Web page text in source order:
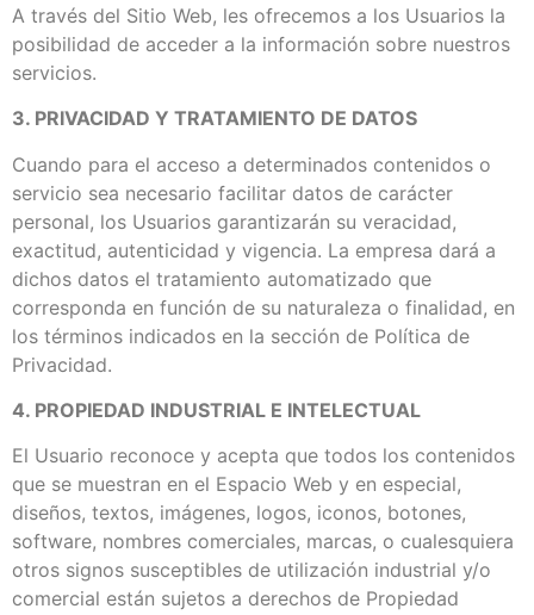
A través del Sitio Web, les ofrecemos a los Usuarios la
posibilidad de acceder a la información sobre nuestros
servicios.
3. PRIVACIDAD Y TRATAMIENTO DE DATOS
Cuando para el acceso a determinados contenidos o
servicio sea necesario facilitar datos de carácter
personal, los Usuarios garantizarán su veracidad,
exactitud, autenticidad y vigencia. La empresa dará a
dichos datos el tratamiento automatizado que
corresponda en función de su naturaleza o finalidad, en
los términos indicados en la sección de Política de
Privacidad.
4. PROPIEDAD INDUSTRIAL E INTELECTUAL
El Usuario reconoce y acepta que todos los contenidos
que se muestran en el Espacio Web y en especial,
diseños, textos, imágenes, logos, iconos, botones,
software, nombres comerciales, marcas, o cualesquiera
otros signos susceptibles de utilización industrial y/o
comercial están sujetos a derechos de Propiedad